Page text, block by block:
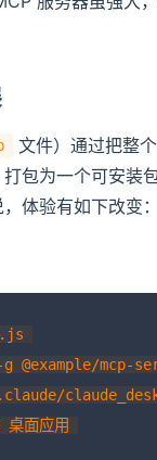
文件）通过把整
打包为一个可安装
体验有如下改变：
mcp-
面应用